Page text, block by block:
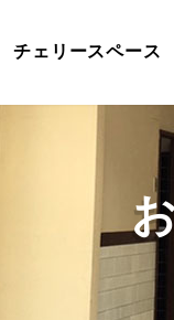
チェリースペース